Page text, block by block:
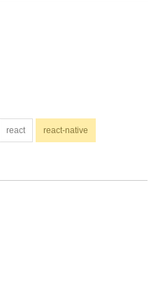
react react-native